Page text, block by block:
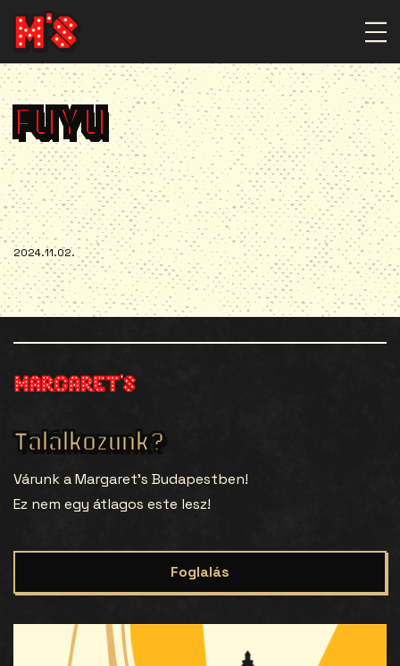
FUYU
2024.11.02.
Találkozunk?
Várunk a Margaret’s Budapestben!
Ez nem egy átlagos este lesz!
Foglalás